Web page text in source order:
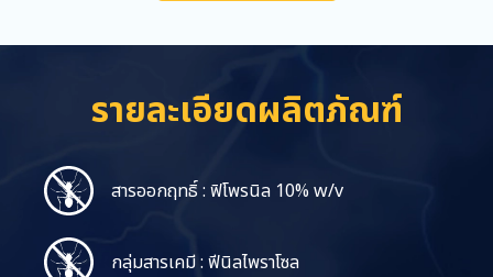
รายละเอียดผลิตภัณฑ์
สารออกฤทธิ์ : ฟิโพรนิล 10% w/v
กลุ่มสารเคมี : ฟีนิลไพราโซล